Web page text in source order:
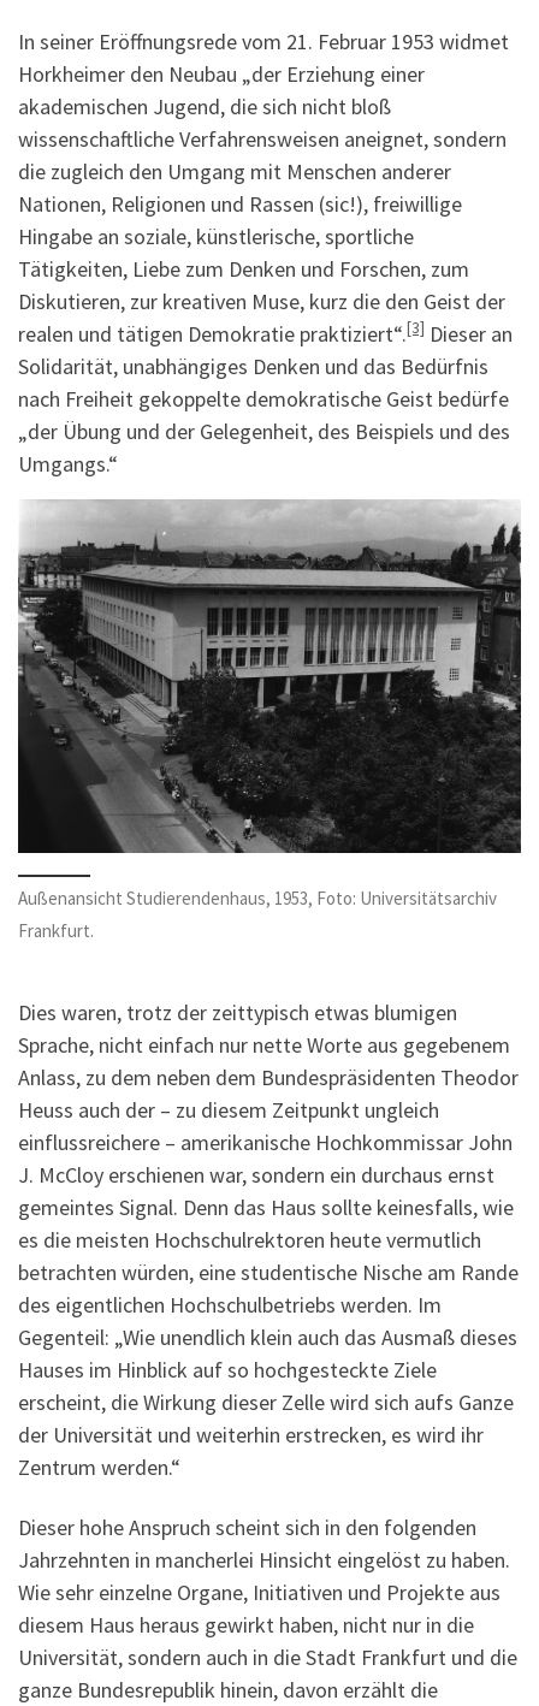
In seiner Eröffnungsrede vom 21. Februar 1953 widmet
Horkheimer den Neubau „der Erziehung einer
akademischen Jugend, die sich nicht bloß
wissenschaftliche Verfahrensweisen aneignet, sondern
die zugleich den Umgang mit Menschen anderer
Nationen, Religionen und Rassen (sic!), freiwillige
Hingabe an soziale, künstlerische, sportliche
Tätigkeiten, Liebe zum Denken und Forschen, zum
Diskutieren, zur kreativen Muse, kurz die den Geist der
realen und tätigen Demokratie praktiziert“.[3] Dieser an
Solidarität, unabhängiges Denken und das Bedürfnis
nach Freiheit gekoppelte demokratische Geist bedürfe
„der Übung und der Gelegenheit, des Beispiels und des
Umgangs.“
Außenansicht Studierendenhaus, 1953, Foto: Universitätsarchiv
Frankfurt.
Dies waren, trotz der zeittypisch etwas blumigen
Sprache, nicht einfach nur nette Worte aus gegebenem
Anlass, zu dem neben dem Bundespräsidenten Theodor
Heuss auch der – zu diesem Zeitpunkt ungleich
einflussreichere – amerikanische Hochkommissar John
J. McCloy erschienen war, sondern ein durchaus ernst
gemeintes Signal. Denn das Haus sollte keinesfalls, wie
es die meisten Hochschulrektoren heute vermutlich
betrachten würden, eine studentische Nische am Rande
des eigentlichen Hochschulbetriebs werden. Im
Gegenteil: „Wie unendlich klein auch das Ausmaß dieses
Hauses im Hinblick auf so hochgesteckte Ziele
erscheint, die Wirkung dieser Zelle wird sich aufs Ganze
der Universität und weiterhin erstrecken, es wird ihr
Zentrum werden.“
Dieser hohe Anspruch scheint sich in den folgenden
Jahrzehnten in mancherlei Hinsicht eingelöst zu haben.
Wie sehr einzelne Organe, Initiativen und Projekte aus
diesem Haus heraus gewirkt haben, nicht nur in die
Universität, sondern auch in die Stadt Frankfurt und die
ganze Bundesrepublik hinein, davon erzählt die